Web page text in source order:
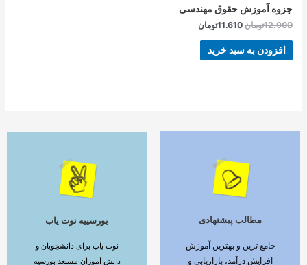
جزوه آموزش حقوق مهندسی
12.900تومان 11.610تومان
افزودن به سبد خرید
مطالب پیشنهادی
جامع ترین و بهترین آموزش
افزایش درآمد، بازاریابی و
ادامه مطلب بورسییه نوت یاب
نوت یاب برای دانشجویان و
دانش آموزان مستعد بورسیه
ادامه مطلب